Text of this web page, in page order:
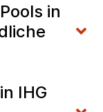
in
IHG